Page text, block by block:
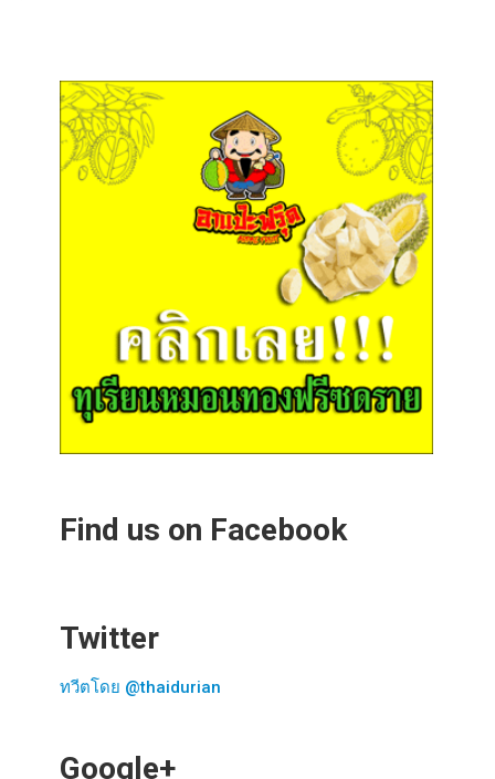
Find us on Facebook
Twitter
ทวีตโดย @thaidurian
Google+